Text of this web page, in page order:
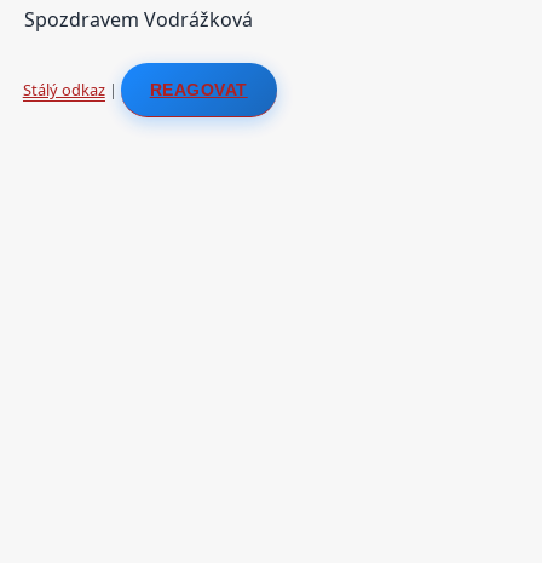
Spozdravem Vodrážková
Stálý odkaz| REAGOVAT